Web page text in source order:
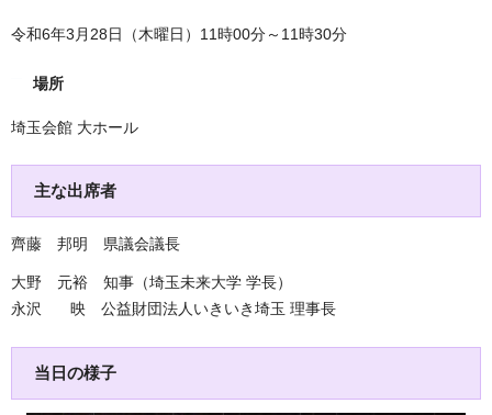
令和6年3月28日（木曜日）11時00分～11時30分
場所
埼玉会館 大ホール
主な出席者
齊藤 邦明 県議会議長
大野 元裕 知事（埼玉未来大学 学長）
永沢 映 公益財団法人いきいき埼玉 理事長
当日の様子